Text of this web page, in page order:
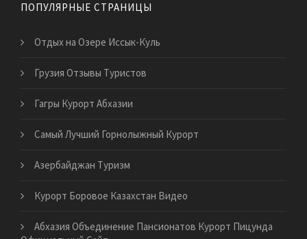
ПОПУЛЯРНЫЕ СТРАНИЦЫ
Отдых на Озере Иссык-Куль
Грузия Отзывы Туристов
Гагры Курорт Абхазии
Самый Лучший Горнолыжный Курорт
Азербайджан Туризм
Курорт Боровое Казахстан Видео
Абхазия Объединение Пансионатов Курорт Пицунда